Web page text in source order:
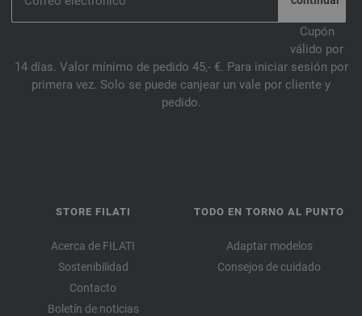
Cupón
válido por
14 días. Valor mínimo de pedido 45,- €. Para iniciar sesión por
primera vez. Solo se puede canjear un vale por cliente y
pedido.
STORE FILATI
Acerca de FILATI
Sostenibilidad
Contacto
Boletín de noticias
TODO EN TORNO AL PUNTO
Adaptar modelos
Consejos de cuidado